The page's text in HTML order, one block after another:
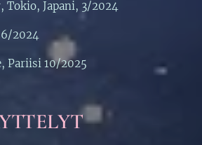
Tokio, Japani, 3/2024
6/2024
Pariisi 10/2025